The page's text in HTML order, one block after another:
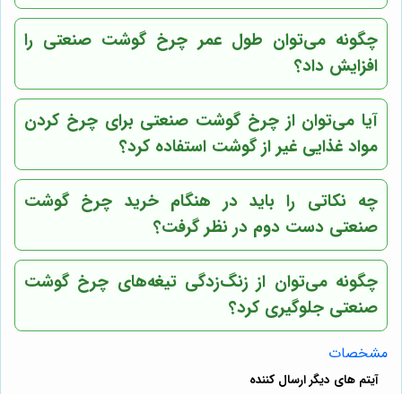
چگونه می‌توان طول عمر چرخ گوشت صنعتی را
افزایش داد؟
آیا می‌توان از چرخ گوشت صنعتی برای چرخ کردن
مواد غذایی غیر از گوشت استفاده کرد؟
چه نکاتی را باید در هنگام خرید چرخ گوشت
صنعتی دست دوم در نظر گرفت؟
چگونه می‌توان از زنگ‌زدگی تیغه‌های چرخ گوشت
صنعتی جلوگیری کرد؟
مشخصات